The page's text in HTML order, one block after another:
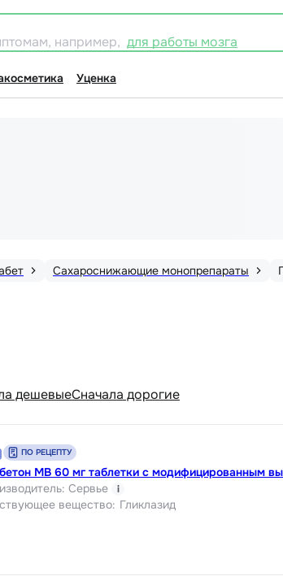
например, для работы мозга
Уценка
Сахароснижающие монопрепараты
дешевыеCначала дорогие
ПО РЕЦЕПТУ
МВ 60 мг таблетки с модифицированным
: Сервье i
вещество: Гликлазид